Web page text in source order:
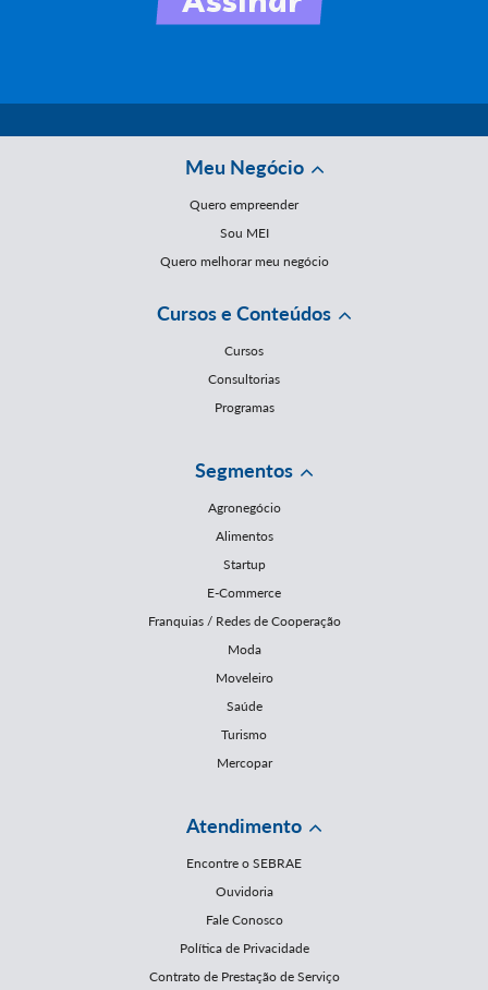
Meu Negócio
Quero empreender
Sou MEI
Quero melhorar meu negócio
Cursos e Conteúdos
Cursos
Consultorias
Programas
Segmentos
Agronegócio
Alimentos
Startup
E-Commerce
Franquias / Redes de Cooperação
Moda
Moveleiro
Saúde
Turismo
Mercopar
Atendimento
Encontre o SEBRAE
Ouvidoria
Fale Conosco
Política de Privacidade
Contrato de Prestação de Serviço